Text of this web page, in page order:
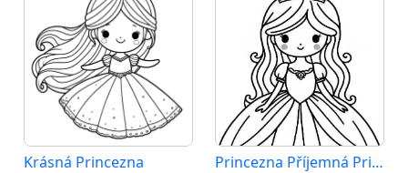
Krásná Princezna Princezna Příjemná Princezna